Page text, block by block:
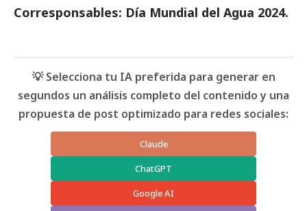
Corresponsables: Día Mundial del Agua 2024.
💡 Selecciona tu IA preferida para generar en
segundos un análisis completo del contenido y una
propuesta de post optimizado para redes sociales:
Claude
ChatGPT
Google AI